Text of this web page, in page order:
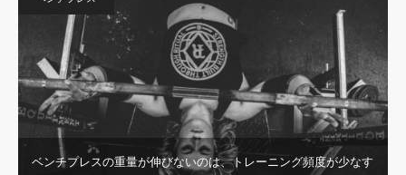
ベンチプレスの重量が伸びないのは、トレーニング頻度が少なす